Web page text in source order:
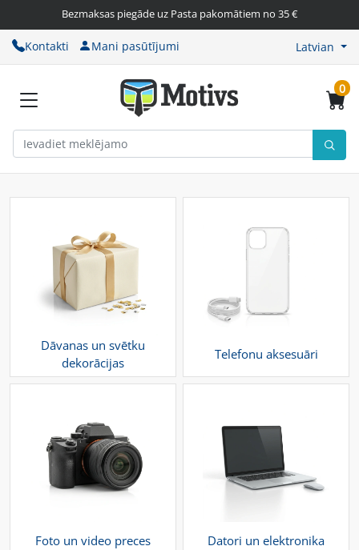
Bezmaksas piegāde uz Pasta pakomātiem no 35 €
Kontakti Mani pasūtījumi Latvian
0
Dāvanas un svētku
dekorācijas
Telefonu aksesuāri
Foto un video preces Datori un elektronika